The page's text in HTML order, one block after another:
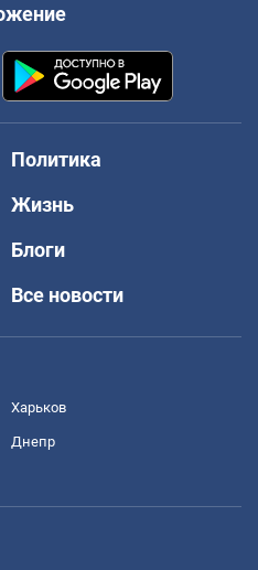
Политика
Жизнь
Блоги
Все новости
Харьков
Днепр